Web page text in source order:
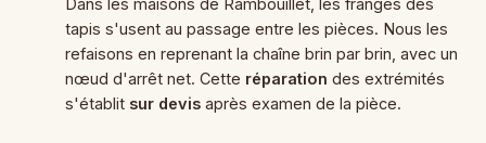
Dans les maisons de Rambouillet, les franges des
tapis s'usent au passage entre les pièces. Nous les
refaisons en reprenant la chaîne brin par brin, avec un
nœud d'arrêt net. Cette réparation des extrémités
s'établit sur devis après examen de la pièce.